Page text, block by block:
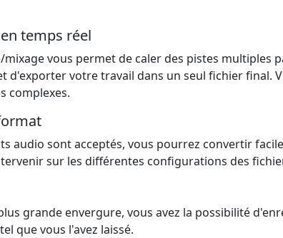
temps réel
vous permet de caler des pistes multiples
d'exporter votre travail dans un seul fichier final.
complexes.
audio sont acceptés, vous pourrez convertir
sur les différentes configurations des
grande envergure, vous avez la possibilité
que vous l'avez laissé.